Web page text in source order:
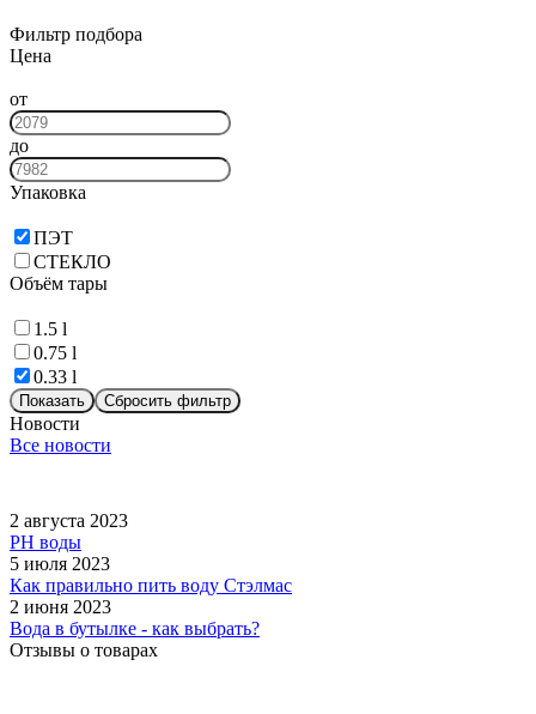
Фильтр подбора
Цена
от
до
Упаковка
ПЭТ
СТЕКЛО
Объём тары
1.5 l
0.75 l
0.33 l
Показать Сбросить фильтр
Новости
Все новости
2 августа 2023
PH воды
5 июля 2023
Как правильно пить воду Стэлмас
2 июня 2023
Вода в бутылке - как выбрать?
Отзывы о товарах